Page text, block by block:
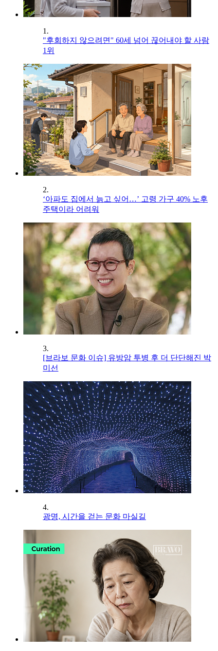
1.
"후회하지 않으려면" 60세 넘어 끊어내야 할 사람
1위
2.
‘아파도 집에서 늙고 싶어…’ 고령 가구 40% 노후
주택이라 어려워
3.
[브라보 문화 이슈] 유방암 투병 후 더 단단해진 박
미선
4.
광명, 시간을 걷는 문화 마실길